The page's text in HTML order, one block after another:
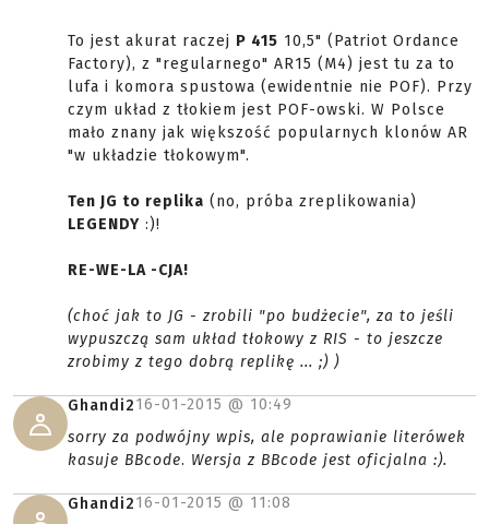
To jest akurat raczej P 415 10,5" (Patriot Ordance
Factory), z "regularnego" AR15 (M4) jest tu za to
lufa i komora spustowa (ewidentnie nie POF). Przy
czym układ z tłokiem jest POF-owski. W Polsce
mało znany jak większość popularnych klonów AR
"w układzie tłokowym".
Ten JG to replika (no, próba zreplikowania)
LEGENDY :)!
RE-WE-LA -CJA!
(choć jak to JG - zrobili "po budżecie", za to jeśli
wypuszczą sam układ tłokowy z RIS - to jeszcze
zrobimy z tego dobrą replikę ... ;) )
Ghandi216-01-2015 @ 10:49
sorry za podwójny wpis, ale poprawianie literówek
kasuje BBcode. Wersja z BBcode jest oficjalna :).
Ghandi216-01-2015 @ 11:08